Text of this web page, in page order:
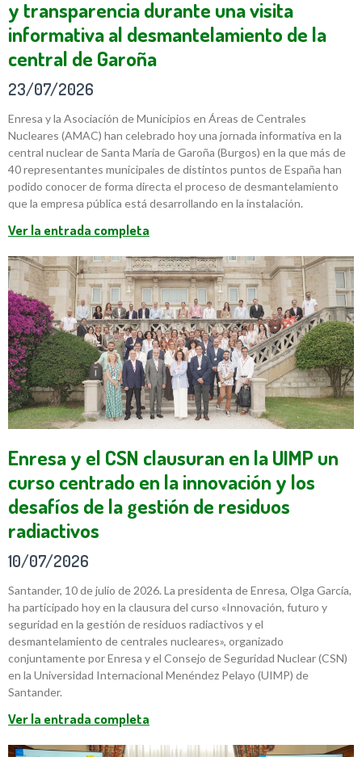
y transparencia durante una visita
informativa al desmantelamiento de la
central de Garoña
23/07/2026
Enresa y la Asociación de Municipios en Áreas de Centrales
Nucleares (AMAC) han celebrado hoy una jornada informativa en la
central nuclear de Santa María de Garoña (Burgos) en la que más de
40 representantes municipales de distintos puntos de España han
podido conocer de forma directa el proceso de desmantelamiento
que la empresa pública está desarrollando en la instalación.
Ver la entrada completa
Enresa y el CSN clausuran en la UIMP un
curso centrado en la innovación y los
desafíos de la gestión de residuos
radiactivos
10/07/2026
Santander, 10 de julio de 2026. La presidenta de Enresa, Olga García,
ha participado hoy en la clausura del curso «Innovación, futuro y
seguridad en la gestión de residuos radiactivos y el
desmantelamiento de centrales nucleares», organizado
conjuntamente por Enresa y el Consejo de Seguridad Nuclear (CSN)
en la Universidad Internacional Menéndez Pelayo (UIMP) de
Santander.
Ver la entrada completa